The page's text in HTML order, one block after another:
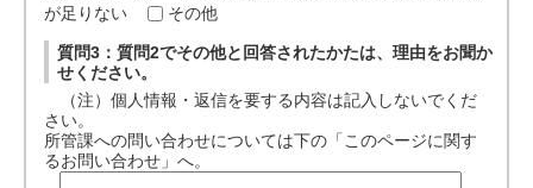
が足りない
その他
質問3：質問2でその他と回答されたかたは、理由をお聞か
せください。
（注）個人情報・返信を要する内容は記入しないでくだ
さい。
所管課への問い合わせについては下の「このページに関す
るお問い合わせ」へ。